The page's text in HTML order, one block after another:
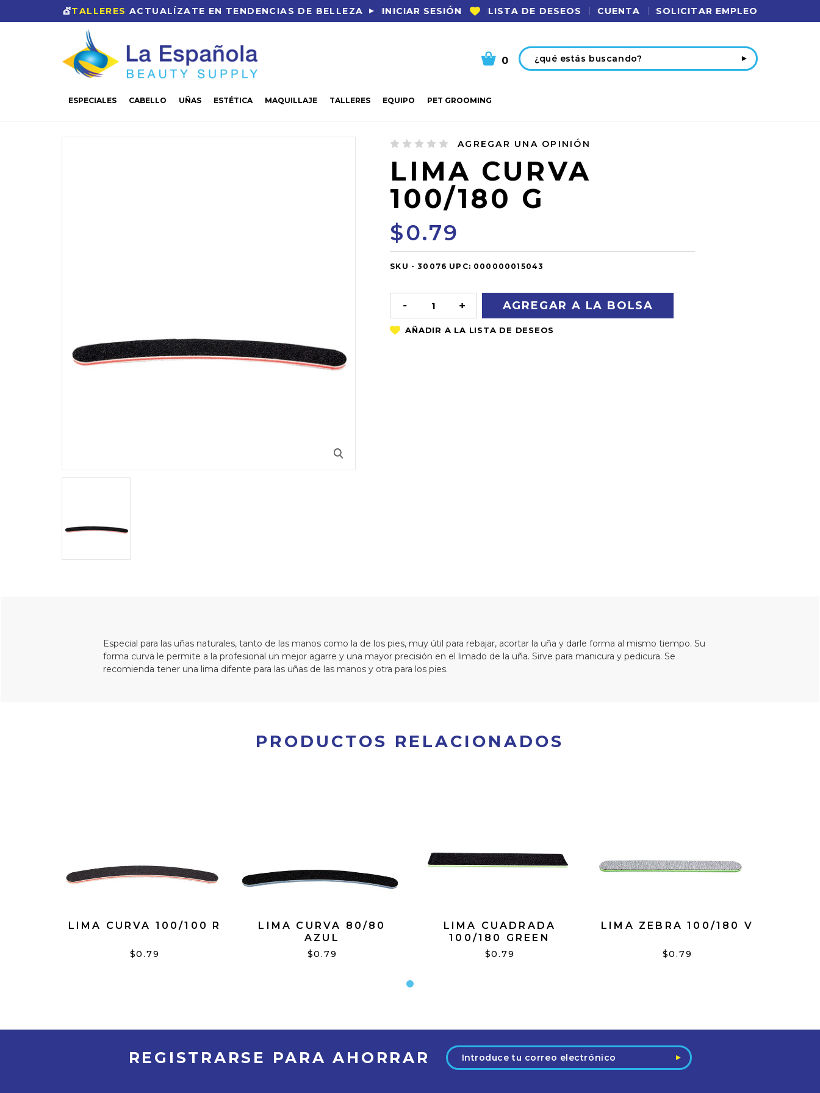
💇TALLERES ACTUALÍZATE EN TENDENCIAS DE BELLEZA INICIAR SESIÓN LISTA DE DESEOS CUENTA SOLICITAR EMPLEO
Buscar
0
ESPECIALES CABELLO UÑAS ESTÉTICA MAQUILLAJE TALLERES EQUIPO PET GROOMING
AGREGAR UNA OPINIÓN
LIMA CURVA
100/180 G
$0.79
OUT
STOCK
SKU - 30076 UPC: 000000015043
DISMINUIR
LA
CANTIDAD:
AUMENTAR
LA
CANTIDAD:
Especial para las uñas naturales, tanto de las manos como la de los pies, muy útil para rebajar, acortar la uña y darle forma al mismo tiempo. Su
forma curva le permite a la profesional un mejor agarre y una mayor precisión en el limado de la uña. Sirve para manicura y pedicura. Se
recomienda tener una lima difente para las uñas de las manos y otra para los pies.
PRODUCTOS RELACIONADOS
LIMA CURVA 100/100 R
$0.79
LIMA CURVA 80/80
AZUL
$0.79
LIMA CUADRADA
100/180 GREEN
$0.79
LIMA ZEBRA 100/180 V
$0.79
REGISTRARSE PARA AHORRAR
Dirección
de